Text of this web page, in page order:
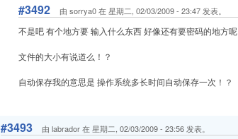
#3492 由 sorrya0 在 星期二, 02/03/2009 - 23:47 发表。
不是吧 有个地方要 输入什么东西 好像还有要密码的地方呢
文件的大小有说道么！？
自动保存我的意思是 操作系统多长时间自动保存一次！？
#3493 由 labrador 在 星期二, 02/03/2009 - 23:56 发表。